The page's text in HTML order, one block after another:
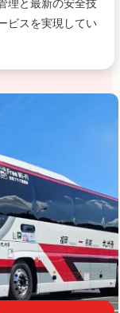
理と最新の安全技
ビスを実現してい